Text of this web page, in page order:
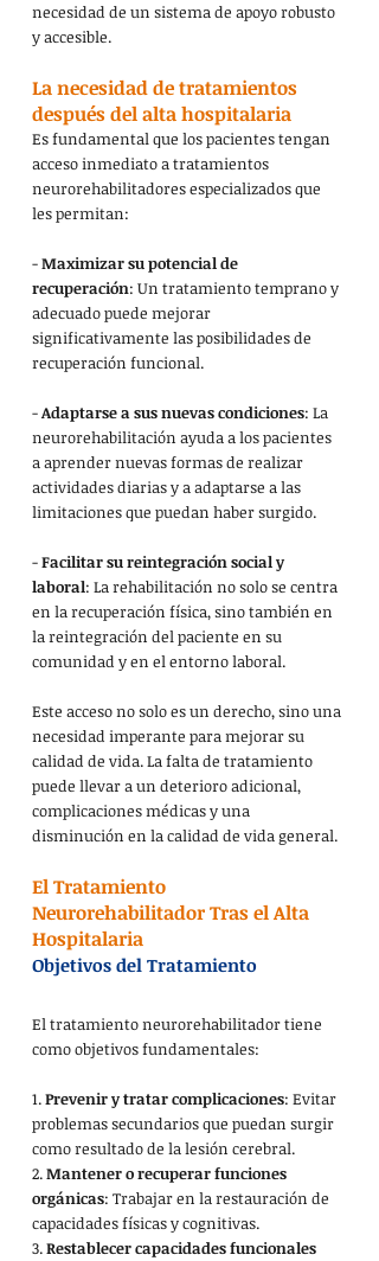
necesidad de un sistema de apoyo robusto
y accesible.
La necesidad de tratamientos
después del alta hospitalaria
Es fundamental que los pacientes tengan
acceso inmediato a tratamientos
neurorehabilitadores especializados que
les permitan:
- Maximizar su potencial de
recuperación: Un tratamiento temprano y
adecuado puede mejorar
significativamente las posibilidades de
recuperación funcional.
- Adaptarse a sus nuevas condiciones: La
neurorehabilitación ayuda a los pacientes
a aprender nuevas formas de realizar
actividades diarias y a adaptarse a las
limitaciones que puedan haber surgido.
- Facilitar su reintegración social y
laboral: La rehabilitación no solo se centra
en la recuperación física, sino también en
la reintegración del paciente en su
comunidad y en el entorno laboral.
Este acceso no solo es un derecho, sino una
necesidad imperante para mejorar su
calidad de vida. La falta de tratamiento
puede llevar a un deterioro adicional,
complicaciones médicas y una
disminución en la calidad de vida general.
El Tratamiento
Neurorehabilitador Tras el Alta
Hospitalaria
Objetivos del Tratamiento
El tratamiento neurorehabilitador tiene
como objetivos fundamentales:
1. Prevenir y tratar complicaciones: Evitar
problemas secundarios que puedan surgir
como resultado de la lesión cerebral.
2. Mantener o recuperar funciones
orgánicas: Trabajar en la restauración de
capacidades físicas y cognitivas.
3. Restablecer capacidades funcionales